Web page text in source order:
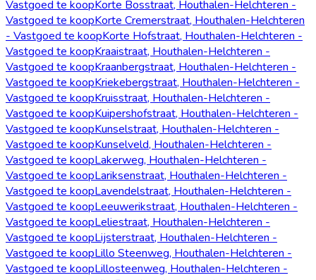
Vastgoed te koopKorte Bosstraat, Houthalen-Helchteren -
Vastgoed te koopKorte Cremerstraat, Houthalen-Helchteren
- Vastgoed te koopKorte Hofstraat, Houthalen-Helchteren -
Vastgoed te koopKraaistraat, Houthalen-Helchteren -
Vastgoed te koopKraanbergstraat, Houthalen-Helchteren -
Vastgoed te koopKriekebergstraat, Houthalen-Helchteren -
Vastgoed te koopKruisstraat, Houthalen-Helchteren -
Vastgoed te koopKuipershofstraat, Houthalen-Helchteren -
Vastgoed te koopKunselstraat, Houthalen-Helchteren -
Vastgoed te koopKunselveld, Houthalen-Helchteren -
Vastgoed te koopLakerweg, Houthalen-Helchteren -
Vastgoed te koopLariksenstraat, Houthalen-Helchteren -
Vastgoed te koopLavendelstraat, Houthalen-Helchteren -
Vastgoed te koopLeeuwerikstraat, Houthalen-Helchteren -
Vastgoed te koopLeliestraat, Houthalen-Helchteren -
Vastgoed te koopLijsterstraat, Houthalen-Helchteren -
Vastgoed te koopLillo Steenweg, Houthalen-Helchteren -
Vastgoed te koopLillosteenweg, Houthalen-Helchteren -